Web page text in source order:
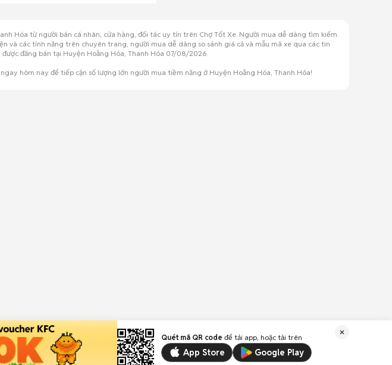
Hóa từ người bán cá nhân, cửa hàng, đối tác uy tín trên Chợ Tốt Xe. Người mua dễ dàng tìm kiếm
và các tính năng trên chuyên trang, người mua dễ dàng so sánh giá cả và mẫu mã xe qua các tin
đăng bán tại Huyện Hoằng Hóa, Thanh Hóa 07/08/2026.
hôm nay để tiếp cận số lượng lớn người mua tiềm năng ở Huyện Hoằng Hóa, Thanh Hóa!
Quét mã QR code để tải app, hoặc tải trên
App Store Google Play